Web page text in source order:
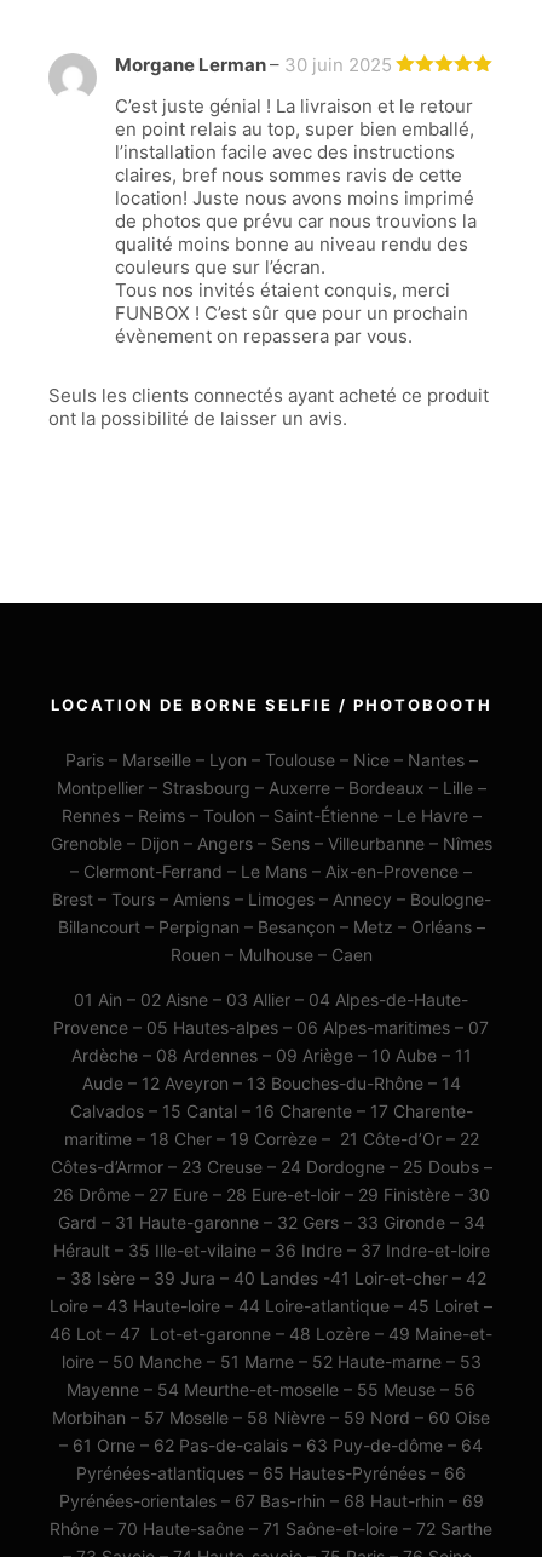
sur 5
Morgane Lerman– 30 juin 2025
C’est juste génial ! La livraison et le retour
en point relais au top, super bien emballé,
l’installation facile avec des instructions
claires, bref nous sommes ravis de cette
location! Juste nous avons moins imprimé
de photos que prévu car nous trouvions la
qualité moins bonne au niveau rendu des
couleurs que sur l’écran.
Tous nos invités étaient conquis, merci
FUNBOX ! C’est sûr que pour un prochain
évènement on repassera par vous.
Seuls les clients connectés ayant acheté ce produit
ont la possibilité de laisser un avis.
LOCATION DE BORNE SELFIE / PHOTOBOOTH
Paris – Marseille – Lyon – Toulouse – Nice – Nantes –
Montpellier – Strasbourg – Auxerre – Bordeaux – Lille –
Rennes – Reims – Toulon – Saint-Étienne – Le Havre –
Grenoble – Dijon – Angers – Sens – Villeurbanne – Nîmes
– Clermont-Ferrand – Le Mans – Aix-en-Provence –
Brest – Tours – Amiens – Limoges – Annecy – Boulogne-
Billancourt – Perpignan – Besançon – Metz – Orléans –
Rouen – Mulhouse – Caen
01 Ain – 02 Aisne – 03 Allier – 04 Alpes-de-Haute-
Provence – 05 Hautes-alpes – 06 Alpes-maritimes – 07
Ardèche – 08 Ardennes – 09 Ariège – 10 Aube – 11
Aude – 12 Aveyron – 13 Bouches-du-Rhône – 14
Calvados – 15 Cantal – 16 Charente – 17 Charente-
maritime – 18 Cher – 19 Corrèze – 21 Côte-d’Or – 22
Côtes-d’Armor – 23 Creuse – 24 Dordogne – 25 Doubs –
26 Drôme – 27 Eure – 28 Eure-et-loir – 29 Finistère – 30
Gard – 31 Haute-garonne – 32 Gers – 33 Gironde – 34
Hérault – 35 Ille-et-vilaine – 36 Indre – 37 Indre-et-loire
– 38 Isère – 39 Jura – 40 Landes -41 Loir-et-cher – 42
Loire – 43 Haute-loire – 44 Loire-atlantique – 45 Loiret –
46 Lot – 47 Lot-et-garonne – 48 Lozère – 49 Maine-et-
loire – 50 Manche – 51 Marne – 52 Haute-marne – 53
Mayenne – 54 Meurthe-et-moselle – 55 Meuse – 56
Morbihan – 57 Moselle – 58 Nièvre – 59 Nord – 60 Oise
– 61 Orne – 62 Pas-de-calais – 63 Puy-de-dôme – 64
Pyrénées-atlantiques – 65 Hautes-Pyrénées – 66
Pyrénées-orientales – 67 Bas-rhin – 68 Haut-rhin – 69
Rhône – 70 Haute-saône – 71 Saône-et-loire – 72 Sarthe